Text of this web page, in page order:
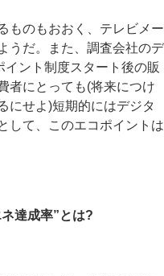
ものもおおく、テレビメー
うだ。また、調査会社のデ
ント制度スタート後の販
者にとっても(将来につけ
にせよ)短期的にはデジタ
して、このエコポイントは
達成率”とは?